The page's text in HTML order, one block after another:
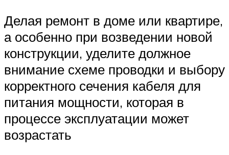
Делая ремонт в доме или квартире,
а особенно при возведении новой
конструкции, уделите должное
внимание схеме проводки и выбору
корректного сечения кабеля для
питания мощности, которая в
процессе эксплуатации может
возрастать